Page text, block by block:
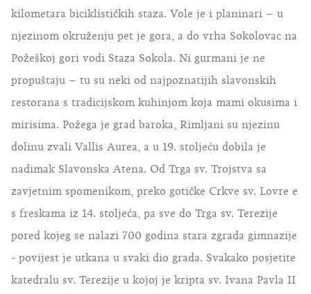
kilometara biciklističkih staza. Vole je i planinari – u
njezinom okruženju pet je gora, a do vrha Sokolovac na
Požeškoj gori vodi Staza Sokola. Ni gurmani je ne
propuštaju – tu su neki od najpoznatijih slavonskih
restorana s tradicijskom kuhinjom koja mami okusima i
mirisima. Požega je grad baroka, Rimljani su njezinu
dolinu zvali Vallis Aurea, a u 19. stoljeću dobila je
nadimak Slavonska Atena. Od Trga sv. Trojstva sa
zavjetnim spomenikom, preko gotičke Crkve sv. Lovre e
s freskama iz 14. stoljeća, pa sve do Trga sv. Terezije
pored kojeg se nalazi 700 godina stara zgrada gimnazije
- povijest je utkana u svaki dio grada. Svakako posjetite
katedralu sv. Terezije u kojoj je kripta sv. Ivana Pavla II